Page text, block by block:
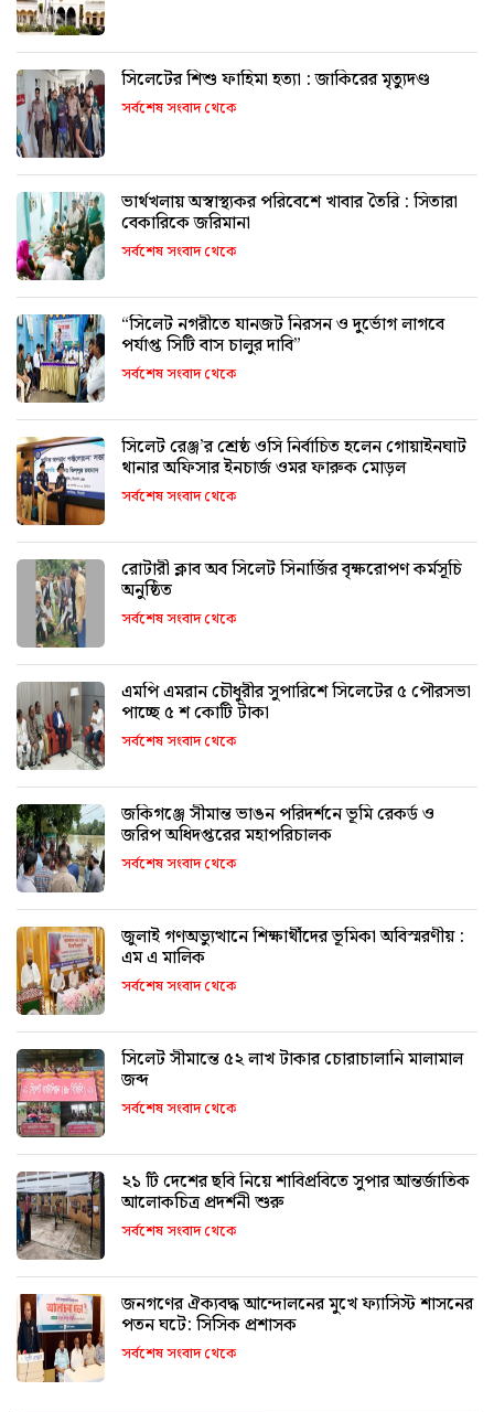
সিলেটের শিশু ফাহিমা হত্যা : জাকিরের মৃত্যুদণ্ড
সর্বশেষ সংবাদ থেকে
ভার্থখলায় অস্বাস্থ্যকর পরিবেশে খাবার তৈরি : সিতারা
বেকারিকে জরিমানা
সর্বশেষ সংবাদ থেকে
“সিলেট নগরীতে যানজট নিরসন ও দুর্ভোগ লাগবে
পর্যাপ্ত সিটি বাস চালুর দাবি”
সর্বশেষ সংবাদ থেকে
সিলেট রেঞ্জ’র শ্রেষ্ঠ ওসি নির্বাচিত হলেন গোয়াইনঘাট
থানার অফিসার ইনচার্জ ওমর ফারুক মোড়ল
সর্বশেষ সংবাদ থেকে
রোটারী ক্লাব অব সিলেট সিনার্জির বৃক্ষরোপণ কর্মসূচি
অনুষ্ঠিত
সর্বশেষ সংবাদ থেকে
এমপি এমরান চৌধুরীর সুপারিশে সিলেটের ৫ পৌরসভা
পাচ্ছে ৫ শ কোটি টাকা
সর্বশেষ সংবাদ থেকে
জকিগঞ্জে সীমান্ত ভাঙন পরিদর্শনে ভূমি রেকর্ড ও
জরিপ অধিদপ্তরের মহাপরিচালক
সর্বশেষ সংবাদ থেকে
জুলাই গণঅভ্যুত্থানে শিক্ষার্থীদের ভূমিকা অবিস্মরণীয় :
এম এ মালিক
সর্বশেষ সংবাদ থেকে
সিলেট সীমান্তে ৫২ লাখ টাকার চোরাচালানি মালামাল
জব্দ
সর্বশেষ সংবাদ থেকে
২১ টি দেশের ছবি নিয়ে শাবিপ্রবিতে সুপার আন্তর্জাতিক
আলোকচিত্র প্রদর্শনী শুরু
সর্বশেষ সংবাদ থেকে
জনগণের ঐক্যবদ্ধ আন্দোলনের মুখে ফ্যাসিস্ট শাসনের
পতন ঘটে: সিসিক প্রশাসক
সর্বশেষ সংবাদ থেকে